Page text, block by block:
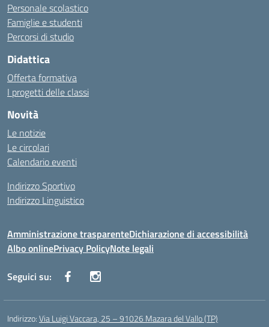
Personale scolastico
Famiglie e studenti
Percorsi di studio
Didattica
Offerta formativa
I progetti delle classi
Novità
Le notizie
Le circolari
Calendario eventi
Indirizzo Sportivo
Indirizzo Linguistico
Amministrazione trasparenteDichiarazione di accessibilità
Albo onlinePrivacy PolicyNote legali
Seguici su:
Indirizzo:Via Luigi Vaccara, 25 – 91026 Mazara del Vallo (TP)